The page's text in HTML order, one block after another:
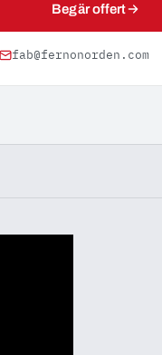
Begär offert
fab@fernonorden.com